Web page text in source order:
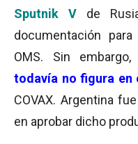
Sputnik Vde
documentación
OMS. Sin
todavía no figura en
COVAX. Argentina
en aprobar dicho